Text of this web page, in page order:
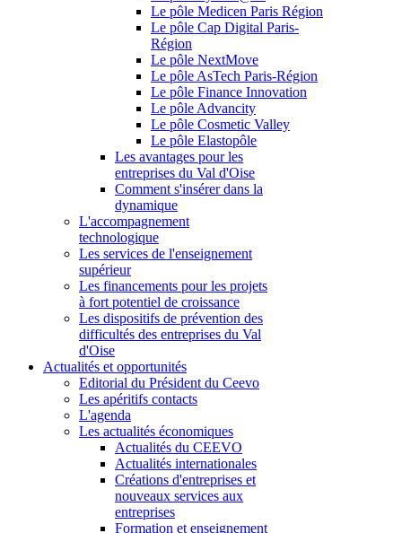
Le pôle Medicen Paris Région
Le pôle Cap Digital Paris-
Région
Le pôle NextMove
Le pôle AsTech Paris-Région
Le pôle Finance Innovation
Le pôle Advancity
Le pôle Cosmetic Valley
Le pôle Elastopôle
Les avantages pour les
entreprises du Val d'Oise
Comment s'insérer dans la
dynamique
L'accompagnement
technologique
Les services de l'enseignement
supérieur
Les financements pour les projets
à fort potentiel de croissance
Les dispositifs de prévention des
difficultés des entreprises du Val
d'Oise
Actualités et opportunités
Editorial du Président du Ceevo
Les apéritifs contacts
L'agenda
Les actualités économiques
Actualités du CEEVO
Actualités internationales
Créations d'entreprises et
nouveaux services aux
entreprises
Formation et enseignement